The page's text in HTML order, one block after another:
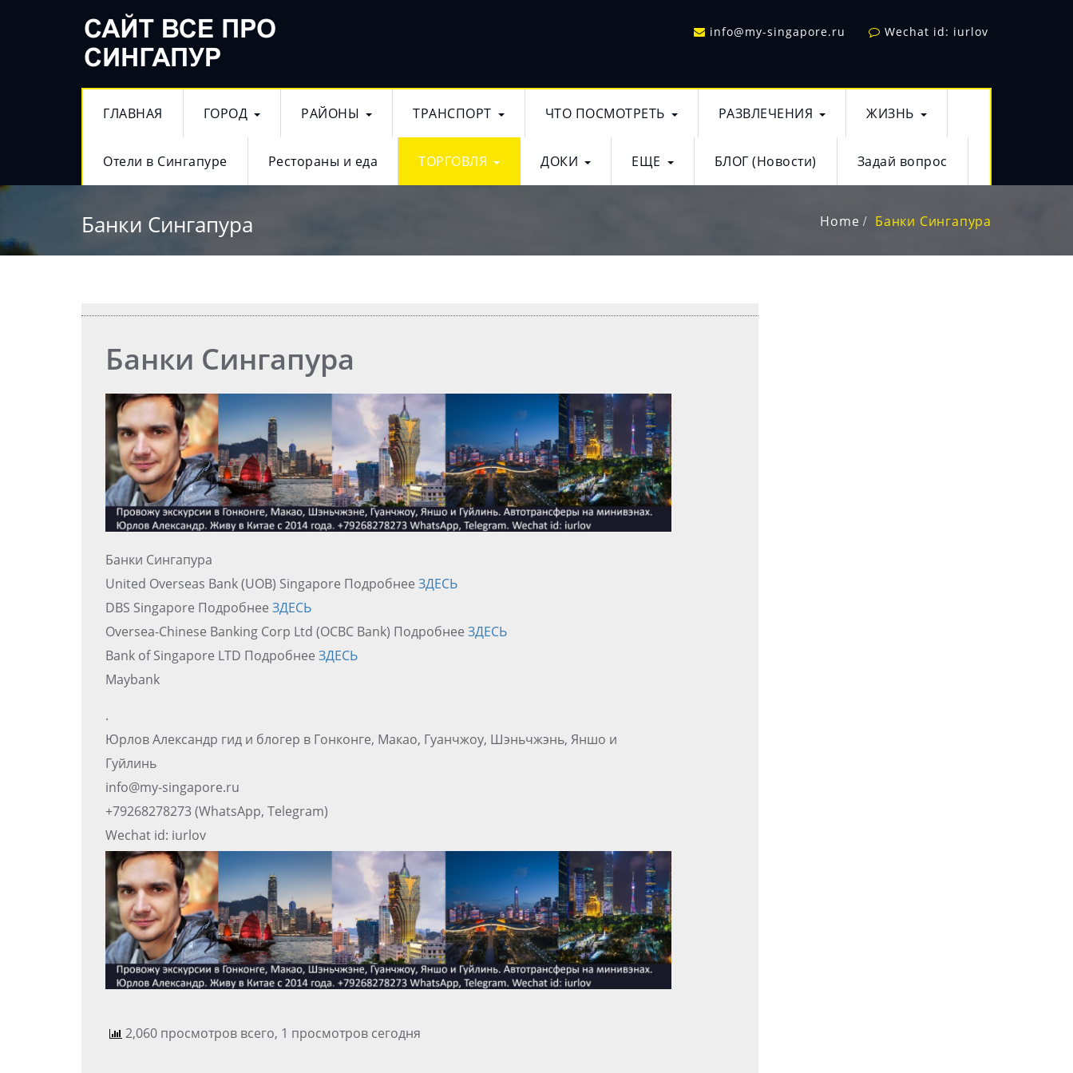
info@my-singapore.ru Wechat id: iurlov
ГЛАВНАЯ ГОРОД РАЙОНЫ ТРАНСПОРТ ЧТО ПОСМОТРЕТЬ РАЗВЛЕЧЕНИЯ ЖИЗНЬ
Отели в Сингапуре Рестораны и еда ТОРГОВЛЯ ДОКИ ЕЩЕ БЛОГ (Новости) Задай вопрос
Банки Сингапура Home Банки Сингапура
Банки Сингапура
Банки Сингапура
United Overseas Bank (UOB) Singapore Подробнее ЗДЕСЬ
DBS Singapore Подробнее ЗДЕСЬ
Oversea-Chinese Banking Corp Ltd (OCBC Bank) Подробнее ЗДЕСЬ
Bank of Singapore LTD Подробнее ЗДЕСЬ
Maybank
.
Юрлов Александр гид и блогер в Гонконге, Макао, Гуанчжоу, Шэньчжэнь, Яншо и
Гуйлинь
info@my-singapore.ru
+79268278273 (WhatsApp, Telegram)
Wechat id: iurlov
2,060 просмотров всего, 1 просмотров сегодня